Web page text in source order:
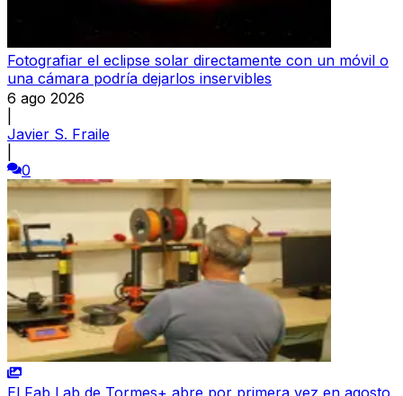
Fotografiar el eclipse solar directamente con un móvil o
una cámara podría dejarlos inservibles
6 ago 2026
Javier S. Fraile
0
El Fab Lab de Tormes+ abre por primera vez en agosto